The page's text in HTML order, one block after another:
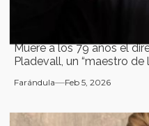
Muere a los 79 años el
Pladevall, un “maestro de
Farándula Feb 5, 2026